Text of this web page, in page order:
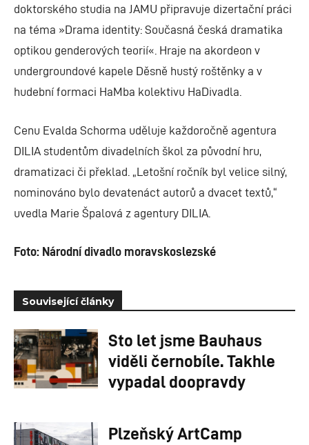
doktorského studia na JAMU připravuje dizertační práci
na téma »Drama identity: Současná česká dramatika
optikou genderových teorií«. Hraje na akordeon v
undergroundové kapele Děsně hustý roštěnky a v
hudební formaci HaMba kolektivu HaDivadla.
Cenu Evalda Schorma uděluje každoročně agentura
DILIA studentům divadelních škol za původní hru,
dramatizaci či překlad. „Letošní ročník byl velice silný,
nominováno bylo devatenáct autorů a dvacet textů,“
uvedla Marie Špalová z agentury DILIA.
Foto: Národní divadlo moravskoslezské
Související články
Sto let jsme Bauhaus
viděli černobíle. Takhle
vypadal doopravdy
Plzeňský ArtCamp